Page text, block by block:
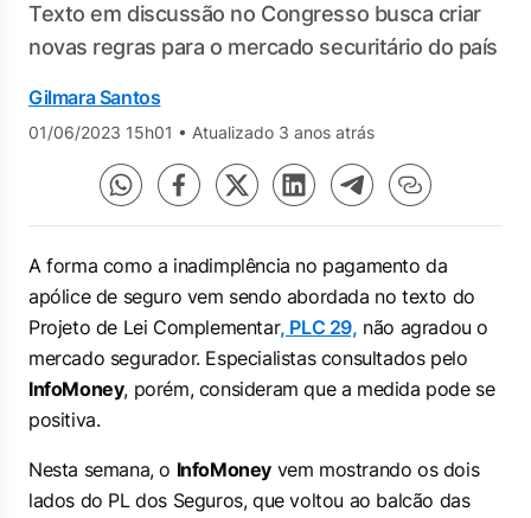
Texto em discussão no Congresso busca criar
novas regras para o mercado securitário do país
Gilmara Santos
01/06/2023 15h01 • Atualizado 3 anos atrás
A forma como a inadimplência no pagamento da
apólice de seguro vem sendo abordada no texto do
Projeto de Lei Complementar, PLC 29, não agradou o
mercado segurador. Especialistas consultados pelo
InfoMoney, porém, consideram que a medida pode se
positiva.
Nesta semana, o InfoMoney vem mostrando os dois
lados do PL dos Seguros, que voltou ao balcão das